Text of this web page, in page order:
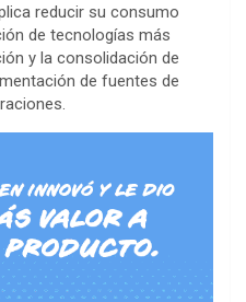
reducir su consumo
de tecnologías más
y la consolidación de
de fuentes de